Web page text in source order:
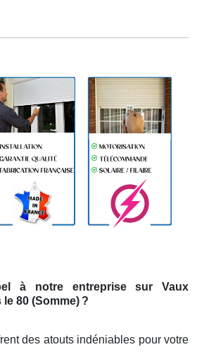
à notre entreprise sur Vaux
80 (Somme) ?
des atouts indéniables pour votre